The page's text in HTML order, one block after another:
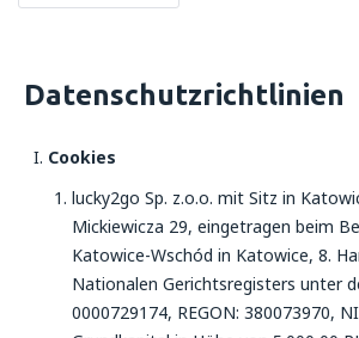
Datenschutzrichtlinien
Cookies
lucky2go Sp. z.o.o. mit Sitz in
Mickiewicza 29, eingetragen beim
Katowice-Wschód in Katowice, 8.
Nationalen Gerichtsregisters unter
0000729174, REGON: 380073970,